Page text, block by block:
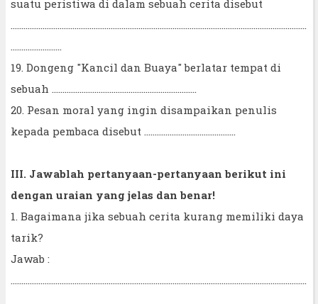
suatu peristiwa di dalam sebuah cerita disebut
...........................................................................................................................................
........................
19. Dongeng "Kancil dan Buaya" berlatar tempat di
sebuah ....................................................................
20. Pesan moral yang ingin disampaikan penulis
kepada pembaca disebut ...........................................
III. Jawablah pertanyaan-pertanyaan berikut ini
dengan uraian yang jelas dan benar!
1. Bagaimana jika sebuah cerita kurang memiliki daya
tarik?
Jawab :
...........................................................................................................................................